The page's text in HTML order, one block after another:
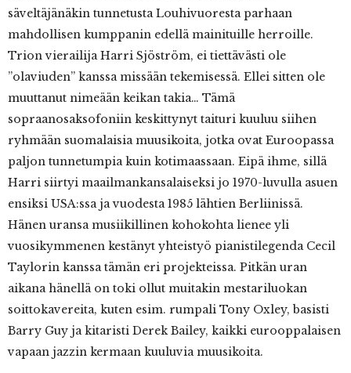
säveltäjänäkin tunnetusta Louhivuoresta parhaan
mahdollisen kumppanin edellä mainituille herroille.
Trion vierailija Harri Sjöström, ei tiettävästi ole
”olaviuden” kanssa missään tekemisessä. Ellei sitten ole
muuttanut nimeään keikan takia… Tämä
sopraanosaksofoniin keskittynyt taituri kuuluu siihen
ryhmään suomalaisia muusikoita, jotka ovat Euroopassa
paljon tunnetumpia kuin kotimaassaan. Eipä ihme, sillä
Harri siirtyi maailmankansalaiseksi jo 1970-luvulla asuen
ensiksi USA:ssa ja vuodesta 1985 lähtien Berliinissä.
Hänen uransa musiikillinen kohokohta lienee yli
vuosikymmenen kestänyt yhteistyö pianistilegenda Cecil
Taylorin kanssa tämän eri projekteissa. Pitkän uran
aikana hänellä on toki ollut muitakin mestariluokan
soittokavereita, kuten esim. rumpali Tony Oxley, basisti
Barry Guy ja kitaristi Derek Bailey, kaikki eurooppalaisen
vapaan jazzin kermaan kuuluvia muusikoita.